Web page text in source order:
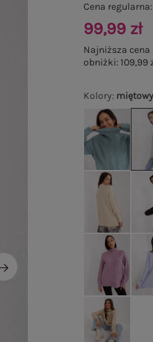
Kolory: miętowy
Cena
99,99 zł
Najniższa
obniżki:109,99